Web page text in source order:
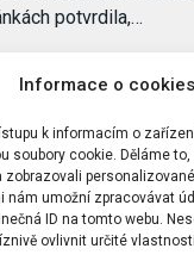
Informace o cookies
k informacím o
soubory cookie. Děláme
zobrazovali
umožní zpracovávat
ID na tomto webu.
ovlivnit určité
potvrdila,…